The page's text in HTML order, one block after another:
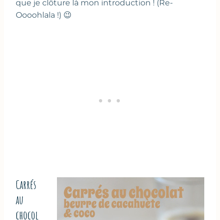
que je clôture là mon introduction ! (Re-
Oooohlala !) 😉
Carrés
au
chocol